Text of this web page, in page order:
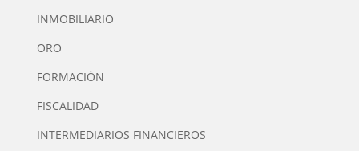
INMOBILIARIO
ORO
FORMACIÓN
FISCALIDAD
INTERMEDIARIOS FINANCIEROS